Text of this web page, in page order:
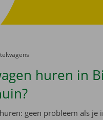
huren in
geen probleem als je